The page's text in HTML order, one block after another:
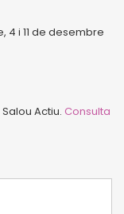
4 i 11 de desembre
Actiu. Consulta